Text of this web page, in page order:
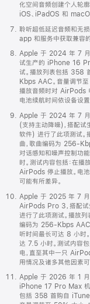
化空间音频创建个人轮
iOS、iPadOS 和
聆听超低延迟音频和无
app 和服务中获取兼容的
Apple 于 2024 年 7 月
试生产的 iPhone 16
试。播放列表包括 358
Kbps AAC。音量调节至
播放音频时对 AirPods
电池续航时间依设备设置
Apple 于 2024 年 7 月
(支持主动降噪)，搭配
软件) 进行了此项测试
曲，歌曲编码为 256-
对话感知和噪声控制功
时。测试内容包括：在
AirPods 停止播放。电
可能有所差异。
Apple 于 2025 年 7 月
AirPods Pro 3，搭配
进行了此项测试。播放
编码为 256-Kbps AAC
听时间最长可达 8 小时
达 7.5 小时。测试内容
电，直至其中一只
用情况及诸多其他因素可
Apple 于 2026 年 1 月
iPhone 17 Pro Max 机
包括 358 首购自